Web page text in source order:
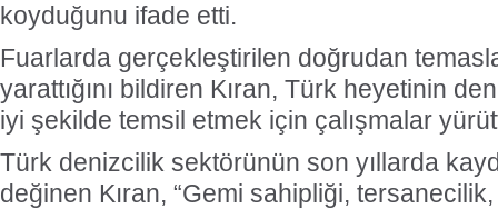
koyduğunu ifade etti.
Fuarlarda gerçekleştirilen doğrudan
yarattığını bildiren Kıran, Türk heyetinin
iyi şekilde temsil etmek için çalışmalar
Türk denizcilik sektörünün son yıllarda
değinen Kıran, “Gemi sahipliği,